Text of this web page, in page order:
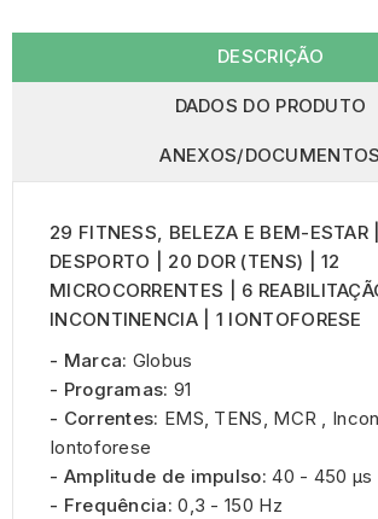
DESCRIÇÃO
DADOS DO PRODUTO
ANEXOS/DOCUMENTOS
29 FITNESS, BELEZA E BEM-ESTAR
DESPORTO | 20 DOR (TENS) | 12
MICROCORRENTES | 6
INCONTINENCIA | 1 IONTOFORESE
- Marca: Globus
- Programas: 91
- Correntes: EMS, TENS, MCR ,
Iontoforese
- Amplitude de impulso: 40 - 450 μs
- Frequência: 0,3 - 150 Hz